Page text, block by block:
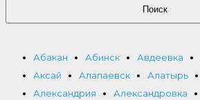
Поиск
Абакан Абинск Авдеевка
Аксай
Алапаевск Алатырь
Александрия
Александровка